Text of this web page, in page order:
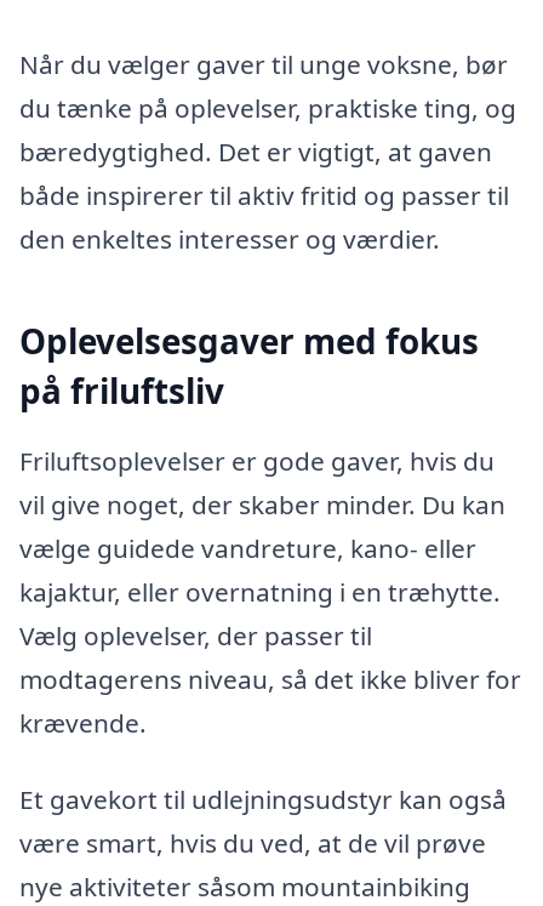
Når du vælger gaver til unge voksne, bør
du tænke på oplevelser, praktiske ting, og
bæredygtighed. Det er vigtigt, at gaven
både inspirerer til aktiv fritid og passer til
den enkeltes interesser og værdier.
Oplevelsesgaver med fokus
på friluftsliv
Friluftsoplevelser er gode gaver, hvis du
vil give noget, der skaber minder. Du kan
vælge guidede vandreture, kano- eller
kajaktur, eller overnatning i en træhytte.
Vælg oplevelser, der passer til
modtagerens niveau, så det ikke bliver for
krævende.
Et gavekort til udlejningsudstyr kan også
være smart, hvis du ved, at de vil prøve
nye aktiviteter såsom mountainbiking